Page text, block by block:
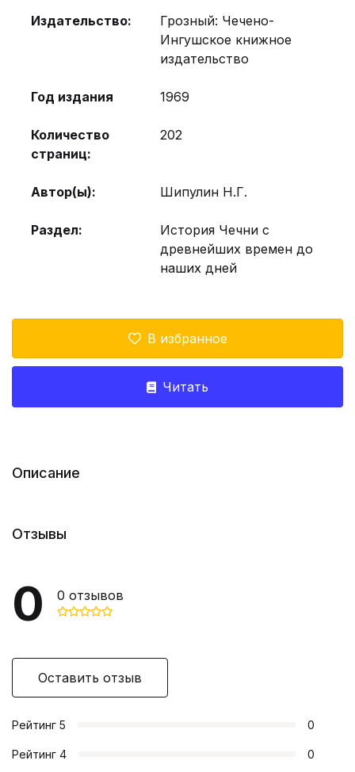
Издательство:
Грозный: Чечено-
Ингушское книжное
издательство
Год издания 1969
Количество
страниц:
202
Автор(ы): Шипулин Н.Г.
Раздел:
История Чечни с
древнейших времен до
наших дней
В избранное
Читать
Описание
Отзывы
0 0 отзывов
Оставить отзыв
Рейтинг 5 0
Рейтинг 4 0